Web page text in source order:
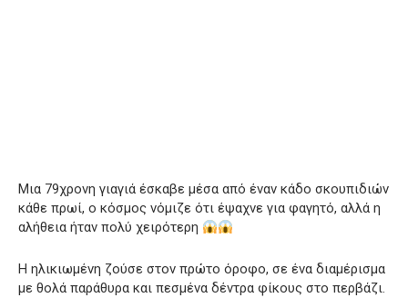
Μια 79χρονη γιαγιά έσκαβε μέσα από έναν κάδο σκουπιδιών
κάθε πρωί, ο κόσμος νόμιζε ότι έψαχνε για φαγητό, αλλά η
αλήθεια ήταν πολύ χειρότερη
Η ηλικιωμένη ζούσε στον πρώτο όροφο, σε ένα διαμέρισμα
με θολά παράθυρα και πεσμένα δέντρα φίκους στο περβάζι.